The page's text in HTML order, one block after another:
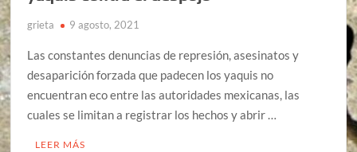
grieta 9 agosto, 2021
Las constantes denuncias de represión, asesinatos y
desaparición forzada que padecen los yaquis no
encuentran eco entre las autoridades mexicanas, las
cuales se limitan a registrar los hechos y abrir …
LEER MÁS